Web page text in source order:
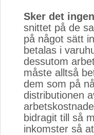
Sker det ingen
snittet på de
på något sätt
betalas i
dessutom
måste alltså
dem som på
distributionen
bidragit till så
inkomster så